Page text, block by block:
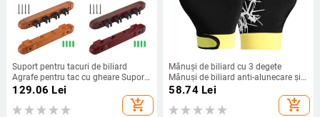
Suport pentru tacuri de biliard
Agrafe pentru tac cu gheare Suport
pentru undițe de pescuit Suport de
129.06 Lei
add_shopping_cart
Mănuși de biliard cu 3 degete
Mănuși de biliard anti-alunecare și
respirabile Mănuși de biliard
portabile pentru mâna stângă
Mănuși de biliard multifuncționale
58.74Lei
add_shopping_cart